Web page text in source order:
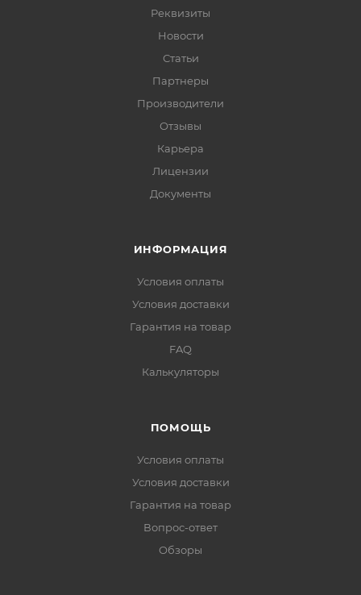
Реквизиты
Новости
Статьи
Партнеры
Производители
Отзывы
Карьера
Лицензии
Документы
ИНФОРМАЦИЯ
Условия оплаты
Условия доставки
Гарантия на товар
FAQ
Калькуляторы
ПОМОЩЬ
Условия оплаты
Условия доставки
Гарантия на товар
Вопрос-ответ
Обзоры